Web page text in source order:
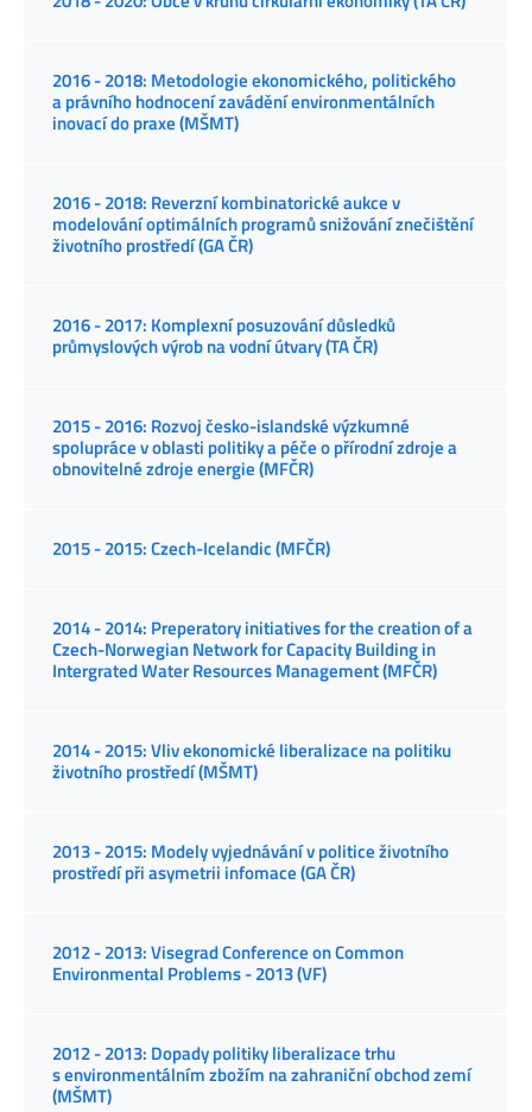
2016 - 2018: Metodologie ekonomického, politického
a právního hodnocení zavádění environmentálních
inovací do praxe (MŠMT)
2016 - 2018: Reverzní kombinatorické aukce v
modelování optimálních programů snižování znečištění
životního prostředí (GA ČR)
2016 - 2017: Komplexní posuzování důsledků
průmyslových výrob na vodní útvary (TA ČR)
2015 - 2016: Rozvoj česko-islandské výzkumné
spolupráce v oblasti politiky a péče o přírodní zdroje a
obnovitelné zdroje energie (MFČR)
2015 - 2015: Czech-Icelandic (MFČR)
2014 - 2014: Preperatory initiatives for the creation of a
Czech-Norwegian Network for Capacity Building in
Intergrated Water Resources Management (MFČR)
2014 - 2015: Vliv ekonomické liberalizace na politiku
životního prostředí (MŠMT)
2013 - 2015: Modely vyjednávání v politice životního
prostředí při asymetrii infomace (GA ČR)
2012 - 2013: Visegrad Conference on Common
Environmental Problems - 2013 (VF)
2012 - 2013: Dopady politiky liberalizace trhu
s environmentálním zbožím na zahraniční obchod zemí
(MŠMT)